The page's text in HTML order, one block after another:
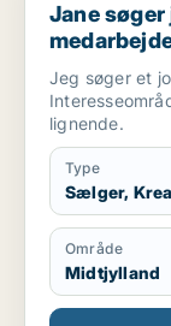
Jane
Jeg søger et
lignende.
Type
Sælger,
Område
Midtjylland